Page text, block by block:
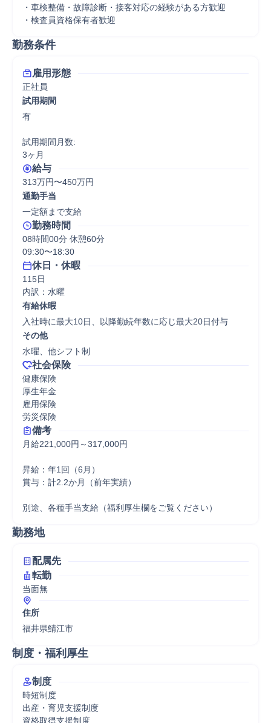
・車検整備・故障診断・接客対応の経験がある方歓迎
・検査員資格保有者歓迎
勤務条件
雇用形態
正社員
試用期間
有
試用期間月数:
3ヶ月
給与
313万円〜450万円
通勤手当
一定額まで支給
勤務時間
08時間00分 休憩60分
09:30〜18:30
休日・休暇
115日
内訳：水曜
有給休暇
入社時に最大10日、以降勤続年数に応じ最大20日付与
その他
水曜、他シフト制
社会保険
健康保険
厚生年金
雇用保険
労災保険
備考
月給221,000円～317,000円
昇給：年1回（6月）
賞与：計2.2か月（前年実績）
別途、各種手当支給（福利厚生欄をご覧ください）
勤務地
配属先
転勤
当面無
住所
福井県鯖江市
制度・福利厚生
制度
時短制度
出産・育児支援制度
資格取得支援制度